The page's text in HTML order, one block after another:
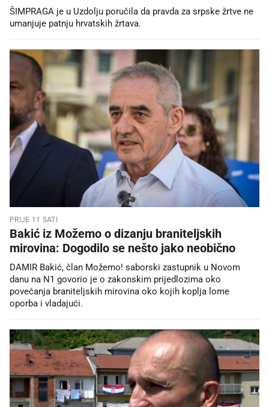
ŠIMPRAGA je u Uzdolju poručila da pravda za srpske žrtve ne
umanjuje patnju hrvatskih žrtava.
PRIJE 11 SATI
Bakić iz Možemo o dizanju braniteljskih
mirovina: Dogodilo se nešto jako neobično
DAMIR Bakić, član Možemo! saborski zastupnik u Novom
danu na N1 govorio je o zakonskim prijedlozima oko
povećanja braniteljskih mirovina oko kojih koplja lome
oporba i vladajući.